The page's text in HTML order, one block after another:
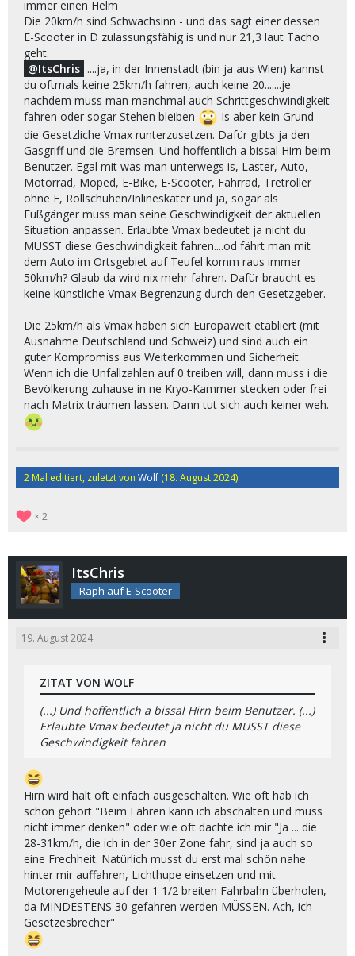
immer einen Helm
Die 20km/h sind Schwachsinn - und das sagt einer dessen
E-Scooter in D zulassungsfähig is und nur 21,3 laut Tacho
geht.
ItsChris ....ja, in der Innenstadt (bin ja aus Wien) kannst
du oftmals keine 25km/h fahren, auch keine 20.......je
nachdem muss man manchmal auch Schrittgeschwindigkeit
fahren oder sogar Stehen bleiben
Is aber kein Grund
die Gesetzliche Vmax runterzusetzen. Dafür gibts ja den
Gasgriff und die Bremsen. Und hoffentlich a bissal Hirn beim
Benutzer. Egal mit was man unterwegs is, Laster, Auto,
Motorrad, Moped, E-Bike, E-Scooter, Fahrrad, Tretroller
ohne E, Rollschuhen/Inlineskater und ja, sogar als
Fußgänger muss man seine Geschwindigkeit der aktuellen
Situation anpassen. Erlaubte Vmax bedeutet ja nicht du
MUSST diese Geschwindigkeit fahren....od fährt man mit
dem Auto im Ortsgebiet auf Teufel komm raus immer
50km/h? Glaub da wird nix mehr fahren. Dafür braucht es
keine künstliche Vmax Begrenzung durch den Gesetzgeber.
Die 25km/h als Vmax haben sich Europaweit etabliert (mit
Ausnahme Deutschland und Schweiz) und sind auch ein
guter Kompromiss aus Weiterkommen und Sicherheit.
Wenn ich die Unfallzahlen auf 0 treiben will, dann muss i die
Bevölkerung zuhause in ne Kryo-Kammer stecken oder frei
nach Matrix träumen lassen. Dann tut sich auch keiner weh.
2 Mal editiert, zuletzt von Wolf (18. August 2024)
2
ItsChris
Raph auf E-Scooter
19. August 2024
ZITAT VON WOLF
(...) Und hoffentlich a bissal Hirn beim Benutzer. (...)
Erlaubte Vmax bedeutet ja nicht du MUSST diese
Geschwindigkeit fahren
Hirn wird halt oft einfach ausgeschalten. Wie oft hab ich
schon gehört "Beim Fahren kann ich abschalten und muss
nicht immer denken" oder wie oft dachte ich mir "Ja ... die
28-31km/h, die ich in der 30er Zone fahr, sind ja auch so
eine Frechheit. Natürlich musst du erst mal schön nahe
hinter mir auffahren, Lichthupe einsetzen und mit
Motorengeheule auf der 1 1/2 breiten Fahrbahn überholen,
da MINDESTENS 30 gefahren werden MÜSSEN. Ach, ich
Gesetzesbrecher"